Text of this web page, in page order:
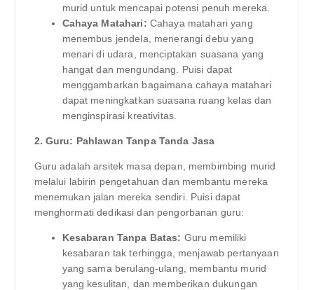
murid untuk mencapai potensi penuh mereka.
Cahaya Matahari: Cahaya matahari yang
menembus jendela, menerangi debu yang
menari di udara, menciptakan suasana yang
hangat dan mengundang. Puisi dapat
menggambarkan bagaimana cahaya matahari
dapat meningkatkan suasana ruang kelas dan
menginspirasi kreativitas.
2. Guru: Pahlawan Tanpa Tanda Jasa
Guru adalah arsitek masa depan, membimbing murid
melalui labirin pengetahuan dan membantu mereka
menemukan jalan mereka sendiri. Puisi dapat
menghormati dedikasi dan pengorbanan guru:
Kesabaran Tanpa Batas: Guru memiliki
kesabaran tak terhingga, menjawab pertanyaan
yang sama berulang-ulang, membantu murid
yang kesulitan, dan memberikan dukungan